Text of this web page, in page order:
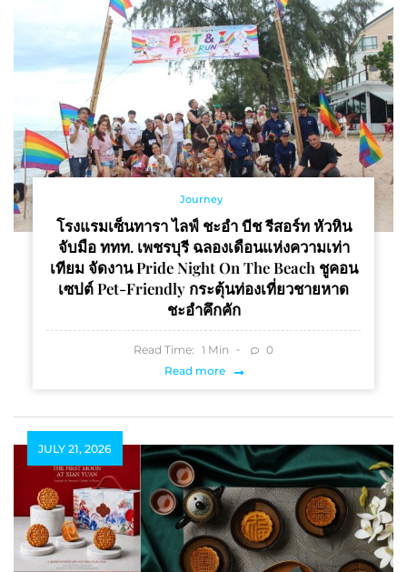
Journey
โรงแรมเซ็นทารา ไลฟ์ ชะอำ บีช รีสอร์ท หัวหิน
จับมือ ททท. เพชรบุรี ฉลองเดือนแห่งความเท่า
เทียม จัดงาน Pride Night On The Beach ชูคอน
เซปต์ Pet-Friendly กระตุ้นท่องเที่ยวชายหาด
ชะอำคึกคัก
Read Time: 1 Min
0
Read more
JULY 21, 2026